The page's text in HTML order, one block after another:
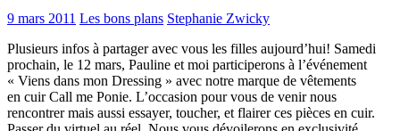
9 mars 2011 Les bons plans Stephanie Zwicky
Plusieurs infos à partager avec vous les filles aujourd’hui! Samedi
prochain, le 12 mars, Pauline et moi participerons à l’événement
« Viens dans mon Dressing » avec notre marque de vêtements
en cuir Call me Ponie. L’occasion pour vous de venir nous
rencontrer mais aussi essayer, toucher, et flairer ces pièces en cuir.